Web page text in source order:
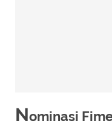
Nominasi